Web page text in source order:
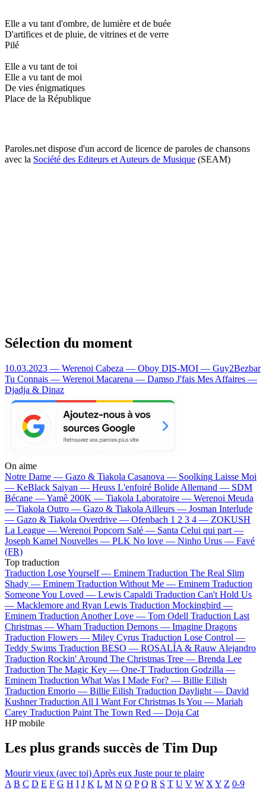
Elle a vu tant d'ombre, de lumière et de buée
D'artifices et de pluie, de vitrines et de verre
Pilé
Elle a vu tant de toi
Elle a vu tant de moi
De vies énigmatiques
Place de la République
Paroles.net dispose d'un accord de licence de paroles de chansons
avec la Société des Editeurs et Auteurs de Musique (SEAM)
Sélection du moment
10.03.2023 — Werenoi Cabeza — Oboy DIS-MOI — Guy2Bezbar
Tu Connais — Werenoi Macarena — Damso J'fais Mes Affaires —
Djadja & Dinaz
On aime
Notre Dame — Gazo & Tiakola Casanova — Soolking Laisse Moi
— KeBlack Saiyan — Heuss L'enfoiré Bolide Allemand — SDM
Bécane —Yamê 200K — Tiakola Laboratoire — Werenoi Meuda
— Tiakola Outro — Gazo & Tiakola Ailleurs — Josman Interlude
— Gazo & Tiakola Overdrive — Ofenbach 1 2 3 4 — ZOKUSH
La League — Werenoi Popcorn Salé — Santa Celui qui part —
Joseph Kamel Nouvelles — PLK No love — Ninho Urus — Favé
(FR)
Top traduction
Traduction Lose Yourself — Eminem Traduction The Real Slim
Shady — Eminem Traduction Without Me — Eminem Traduction
Someone You Loved — Lewis Capaldi Traduction Can't Hold Us
— Macklemore and Ryan Lewis Traduction Mockingbird —
Eminem Traduction Another Love — Tom Odell Traduction Last
Christmas — Wham Traduction Demons — Imagine Dragons
Traduction Flowers — Miley Cyrus Traduction Lose Control —
Teddy Swims Traduction BESO — ROSALÍA & Rauw Alejandro
Traduction Rockin' Around The Christmas Tree — Brenda Lee
Traduction The Magic Key — One-T Traduction Godzilla —
Eminem Traduction What Was I Made For? — Billie Eilish
Traduction Emorio — Billie Eilish Traduction Daylight — David
Kushner Traduction All I Want For Christmas Is You — Mariah
Carey Traduction Paint The Town Red — Doja Cat
HP mobile
Les plus grands succès de Tim Dup
Mourir vieux (avec toi) Après eux Juste pour te plaire
A B C D E F G H I J K L M N O P Q R S T U V W X Y Z 0-9